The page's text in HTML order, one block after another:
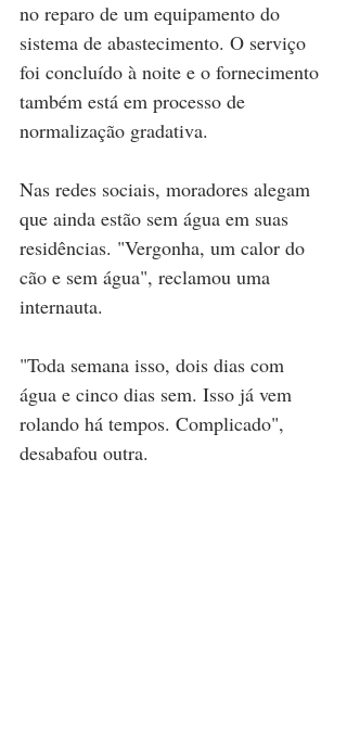
no reparo de um equipamento do
sistema de abastecimento. O serviço
foi concluído à noite e o fornecimento
também está em processo de
normalização gradativa.
Nas redes sociais, moradores alegam
que ainda estão sem água em suas
residências. "Vergonha, um calor do
cão e sem água", reclamou uma
internauta.
"Toda semana isso, dois dias com
água e cinco dias sem. Isso já vem
rolando há tempos. Complicado",
desabafou outra.